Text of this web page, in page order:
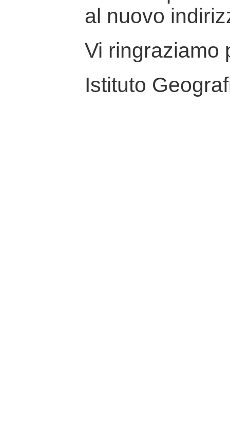
al nuovo
Vi ringraziamo
Istituto